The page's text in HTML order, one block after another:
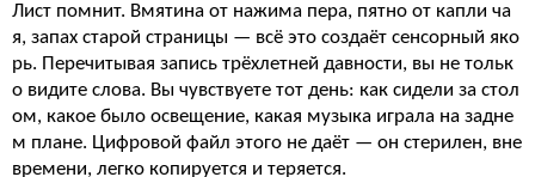
Лист помнит. Вмятина от нажима пера, пятно от капли ча
я, запах старой страницы — всё это создаёт сенсорный яко
рь. Перечитывая запись трёхлетней давности, вы не тольк
о видите слова. Вы чувствуете тот день: как сидели за стол
ом, какое было освещение, какая музыка играла на задне
м плане. Цифровой файл этого не даёт — он стерилен, вне
времени, легко копируется и теряется.